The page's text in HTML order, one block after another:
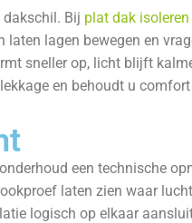
Bij plat dak isoleren
lagen bewegen en
sneller op, licht blijft
en behoudt u comfort
een technische
laten zien waar
logisch op elkaar